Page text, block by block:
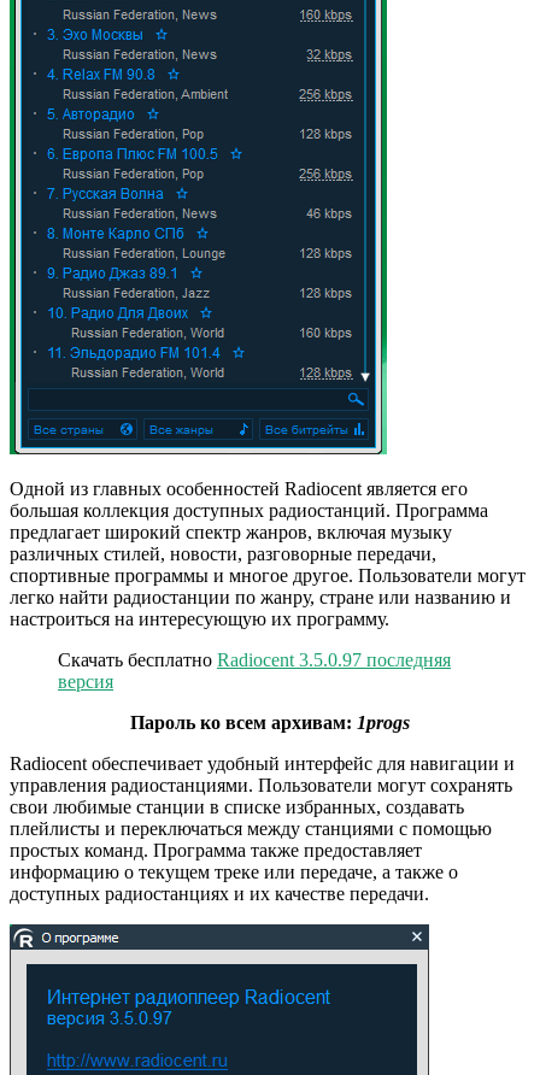
Одной из главных особенностей Radiocent является его
большая коллекция доступных радиостанций. Программа
предлагает широкий спектр жанров, включая музыку
различных стилей, новости, разговорные передачи,
спортивные программы и многое другое. Пользователи могут
легко найти радиостанции по жанру, стране или названию и
настроиться на интересующую их программу.
Скачать бесплатно Radiocent 3.5.0.97 последняя
версия
Пароль ко всем архивам: 1progs
Radiocent обеспечивает удобный интерфейс для навигации и
управления радиостанциями. Пользователи могут сохранять
свои любимые станции в списке избранных, создавать
плейлисты и переключаться между станциями с помощью
простых команд. Программа также предоставляет
информацию о текущем треке или передаче, а также о
доступных радиостанциях и их качестве передачи.